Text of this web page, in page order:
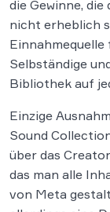
die Gewinne,
nicht erheblich
Selbständige
Bibliothek auf
Einzige
Sound
über das
das man alle
von Meta